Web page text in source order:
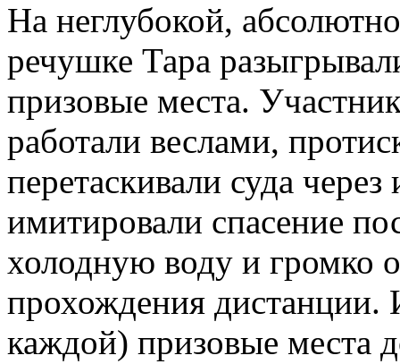
На неглубокой,
речушке Тара
призовые места.
работали веслами,
перетаскивали суда
имитировали спасение
холодную воду и громко
прохождения дистанции.
каждой) призовые места